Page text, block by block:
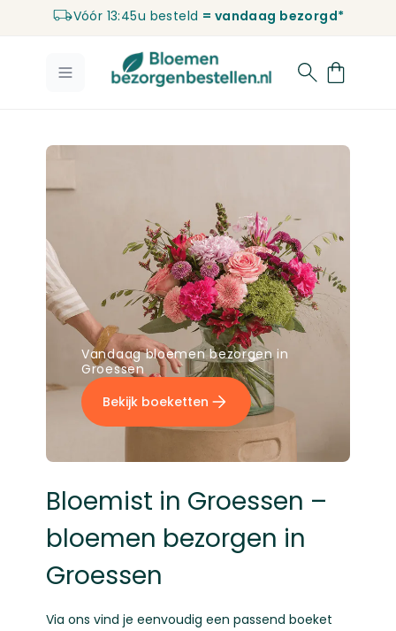
Vóór 13:45u besteld = vandaag bezorgd*
Bloemist in Groessen –
bloemen bezorgen in
Groessen
Via ons vind je eenvoudig een passend boeket
Vandaag bloemen bezorgen in
Groessen
Bekijk boeketten